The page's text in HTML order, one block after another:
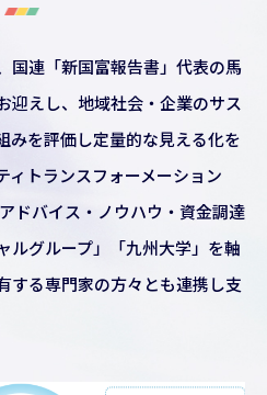
国連「新国富報告書」代表の馬
迎えし、地域社会・企業のサス
みを評価し定量的な見える化を
ィトランスフォーメーション
ドバイス・ノウハウ・資金調達
ルグループ」「九州大学」を軸
する専門家の方々とも連携し支